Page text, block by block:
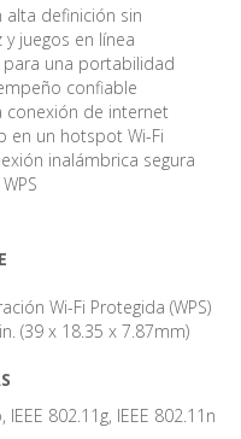
definición sin
juegos en línea
una portabilidad
confiable
conexión de internet
en un hotspot Wi-Fi
inalámbrica segura
Wi-Fi Protegida (WPS)
(39 x 18.35 x 7.87mm)
IEEE 802.11g, IEEE 802.11n